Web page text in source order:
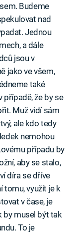
Budeme
nad
Jednou
a dále
jsou v
jako ve všem,
také
případě, že by se
Muž vidí sám
ale kdo tedy
nemohou
případu by
aby se stalo,
díra se dříve
tomu, využít je k
v čase, je
by musel být tak
To je